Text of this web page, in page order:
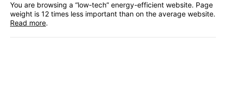
You are browsing a “low-tech” energy-efficient website. Page
weight is 12 times less important than on the average website.
Read more.